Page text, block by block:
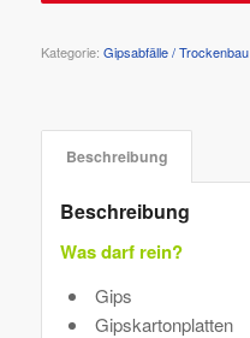
Kategorie: Gipsabfälle / Trockenbau
Beschreibung
Beschreibung
Was darf rein?
Gips
Gipskartonplatten